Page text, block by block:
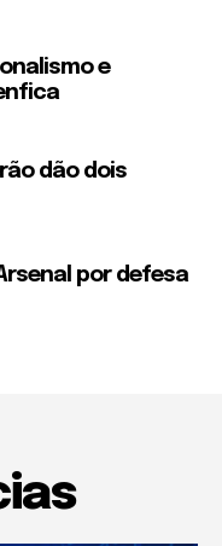
e
dão dois
por defesa